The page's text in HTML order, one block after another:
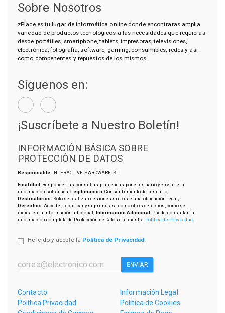
Sobre Nosotros
zPlace es tu lugar de informática online donde encontraras amplia
variedad de productos tecnológicos a las necesidades que requieras
desde portátiles, smartphone, tablets, impresoras, televisiones,
electrónica, fotografía, software, gaming, consumibles, redes y asi
como compenentes y repuestos de los mismos.
Síguenos en:
¡Suscríbete a Nuestro Boletín!
INFORMACIÓN BÁSICA SOBRE
PROTECCIÓN DE DATOS
Responsable: INTERACTIVE HARDWARE, SL
Finalidad: Responder las consultas planteadas por el usuario y enviarle la
información solicitada;Legitimación: Consentimiento del usuario;
Destinatarios: Solo se realizan cesiones si existe una obligación legal;
Derechos: Acceder, rectificar y suprimir, así como otros derechos, como se
indica en la información adicional; Información Adicional: Puede consultar la
información completa de Protección de Datos en nuestra Política de Privacidad
He leído y acepto la Política de Privacidad.
ENVIAR
Contacto
Información Legal
Política Privacidad
Política de Cookies